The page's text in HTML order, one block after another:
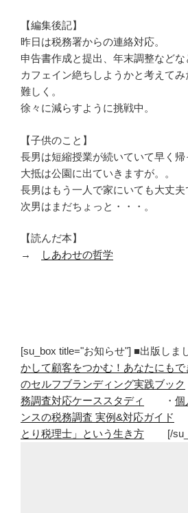
【編集後記】
昨日は税務署からの連絡対応。
申告書作成と提出、年末調整などな
カフェイン絶ちしようかと考えて
難しく。
徐々に減らすように挑戦中。
【子供のこと】
長男は短縮授業が続いていて早く帰
大抵は公園に出ていきますが。。
長男はもう一人で家にいても大丈夫
次男はまだちょっと・・・。
【読んだ本】
→
しあわせの哲学
[su_box title="お知らせ"] ■出版しま
かして顧客をつかむ！あなたにも
のセルフブランディング実践ブック
務調査対応ケーススタディ
・ 個
ンスの税務調査 実例&対応ガイド
とり税理士」という生き方 [/